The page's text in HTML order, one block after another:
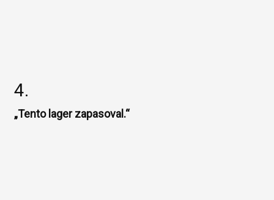
4.
„Tento lager zapasoval.“